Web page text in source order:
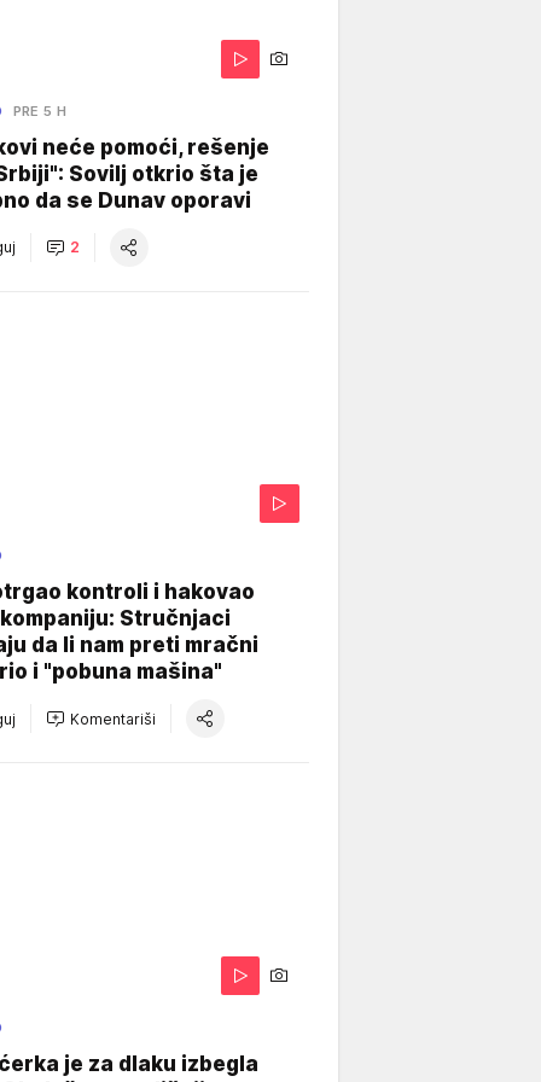
PRE 5 H
neće pomoći, rešenje
Sovilj otkrio šta je
da se Dunav oporavi
2
kontroli i hakovao
Stručnjaci
da li nam preti mračni
i "pobuna mašina"
Komentariši
je za dlaku izbegla